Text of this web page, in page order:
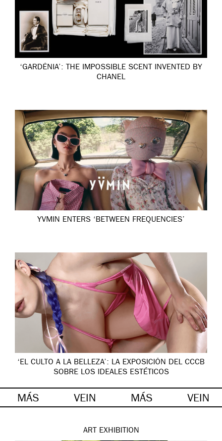
‘GARDÉNIA’: THE IMPOSSIBLE SCENT INVENTED BY
CHANEL
YVMIN ENTERS ‘BETWEEN FREQUENCIES’
‘EL CULTO A LA BELLEZA’: LA EXPOSICIÓN DEL CCCB
SOBRE LOS IDEALES ESTÉTICOS
MÁS VEIN MÁS VEIN
ART EXHIBITION